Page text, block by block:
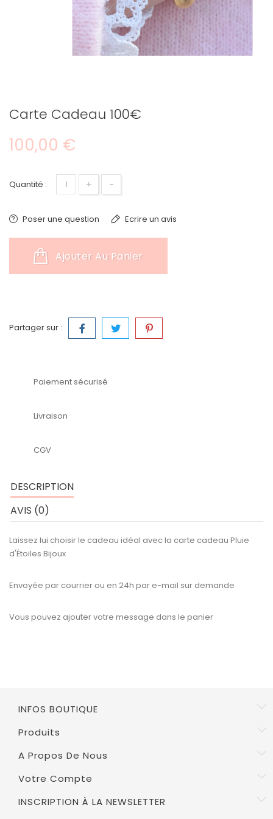
Carte Cadeau 100€
100,00 €
Quantité : + -
Poser une question Ecrire un avis
Ajouter Au Panier
Partager sur :
Paiement sécurisé
Livraison
CGV
DESCRIPTION
AVIS (0)
Laissez lui choisir le cadeau idéal avec la carte cadeau Pluie
d'Étoiles Bijoux
Envoyée par courrier ou en 24h par e-mail sur demande
Vous pouvez ajouter votre message dans le panier
INFOS BOUTIQUE
Produits
A Propos De Nous
Votre Compte
INSCRIPTION À LA NEWSLETTER